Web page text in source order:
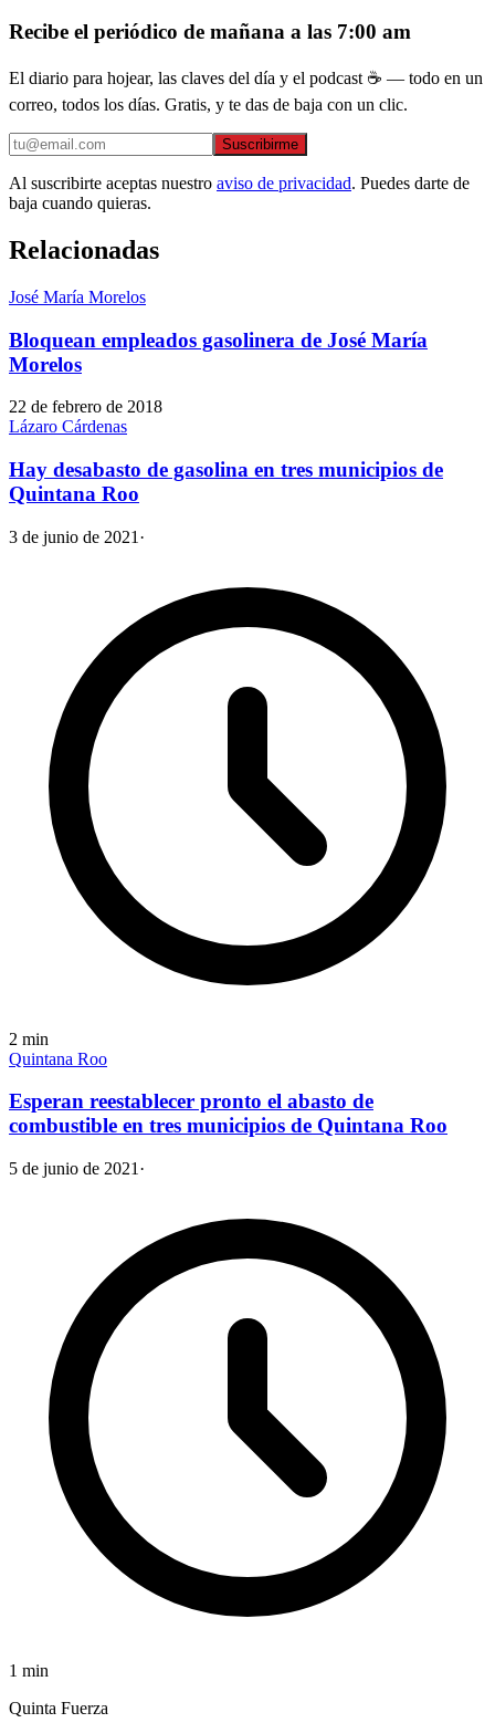
Recibe el periódico de mañana a las 7:00 am
El diario para hojear, las claves del día y el podcast ☕ — todo en un
correo, todos los días. Gratis, y te das de baja con un clic.
Suscribirme
Al suscribirte aceptas nuestro aviso de privacidad. Puedes darte de
baja cuando quieras.
Relacionadas
José María Morelos
Bloquean empleados gasolinera de José María
Morelos
22 de febrero de 2018
Lázaro Cárdenas
Hay desabasto de gasolina en tres municipios de
Quintana Roo
3 de junio de 2021 ·
2 min
Quintana Roo
Esperan reestablecer pronto el abasto de
combustible en tres municipios de Quintana Roo
5 de junio de 2021 ·
1 min
Quinta Fuerza